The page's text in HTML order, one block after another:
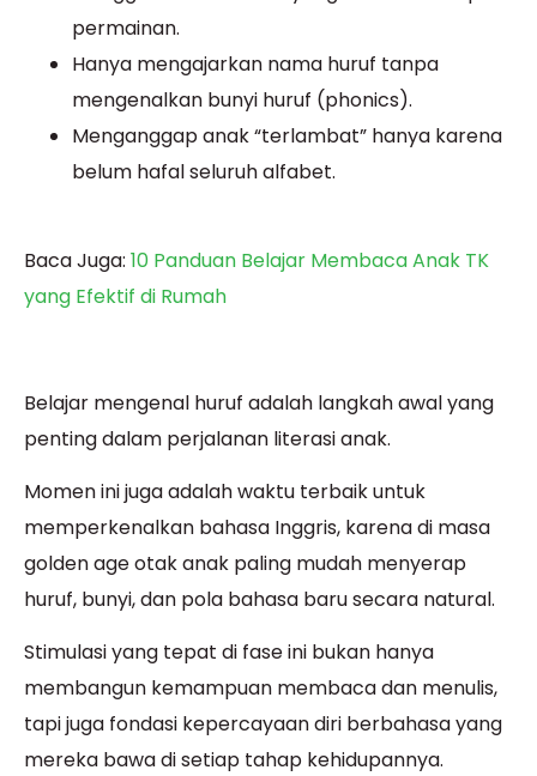
permainan.
Hanya mengajarkan nama huruf tanpa
mengenalkan bunyi huruf (phonics).
Menganggap anak “terlambat” hanya karena
belum hafal seluruh alfabet.
Baca Juga: 10 Panduan Belajar Membaca Anak TK
yang Efektif di Rumah
Belajar mengenal huruf adalah langkah awal yang
penting dalam perjalanan literasi anak.
Momen ini juga adalah waktu terbaik untuk
memperkenalkan bahasa Inggris, karena di masa
golden age otak anak paling mudah menyerap
huruf, bunyi, dan pola bahasa baru secara natural.
Stimulasi yang tepat di fase ini bukan hanya
membangun kemampuan membaca dan menulis,
tapi juga fondasi kepercayaan diri berbahasa yang
mereka bawa di setiap tahap kehidupannya.